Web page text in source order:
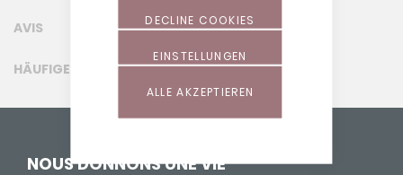
ALLE AKZEPTIEREN
EINSTELLUNGEN
DECLINE COOKIES
AVIS
HÄUFIGE FRAGEN (FAQ)
NOUS DONNONS UNE VIE